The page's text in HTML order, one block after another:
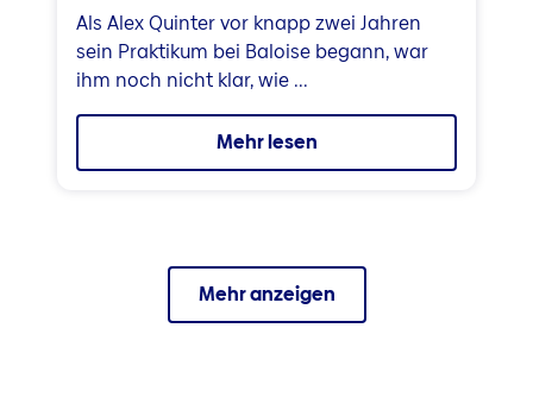
Als Alex Quinter vor knapp zwei Jahren
sein Praktikum bei Baloise begann, war
ihm noch nicht klar, wie ...
Mehr lesen
Mehr anzeigen